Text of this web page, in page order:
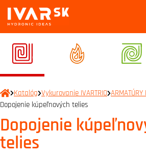
Katalóg Vykurovanie IVARTRIO ARMATÚRY
Dopojenie kúpeľnových telies
Dopojenie
telies